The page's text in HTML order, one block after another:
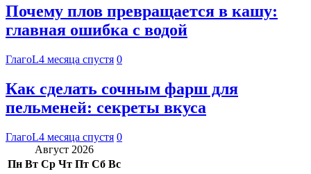
Почему плов превращается в кашу:
главная ошибка с водой
ГлагоL4 месяца спустя 0
Как сделать сочным фарш для
пельменей: секреты вкуса
ГлагоL4 месяца спустя 0
Август 2026
Пн Вт Ср Чт Пт Сб Вс